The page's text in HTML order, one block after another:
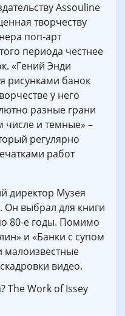
Assouline
творчеству
поп-арт
периода честнее
«Гений Энди
рисунками банок
у него
разные грани
числе и темные» –
регулярно
работ
директор Музея
выбрал для книги
80-е годы. Помимо
и «Банки с супом
малоизвестные
видео.
The Work of Issey